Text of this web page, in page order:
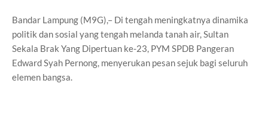
Bandar Lampung (M9G),– Di tengah meningkatnya dinamika
politik dan sosial yang tengah melanda tanah air, Sultan
Sekala Brak Yang Dipertuan ke-23, PYM SPDB Pangeran
Edward Syah Pernong, menyerukan pesan sejuk bagi seluruh
elemen bangsa.